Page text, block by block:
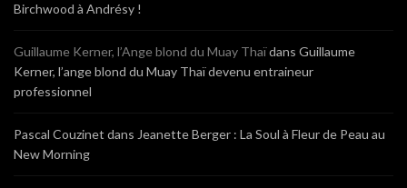
Birchwood à Andrésy !
Guillaume Kerner, l’Ange blond du Muay Thaïdans Guillaume
Kerner, l’ange blond du Muay Thaï devenu entraineur
professionnel
Pascal Couzinet dans Jeanette Berger : La Soul à Fleur de Peau au
New Morning